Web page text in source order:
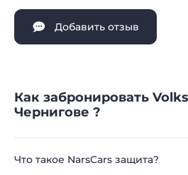
Добавить отзыв
Как забронировать
Чернигове ?
Что такое NarsCars защита?